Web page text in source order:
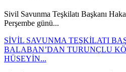
Sivil Savunma Teşkilatı Başkanı
Perşembe günü...
SİVİL SAVUNMA TEŞKİLATI
BALABAN’DAN TURUNÇLU
HÜSEYİN...